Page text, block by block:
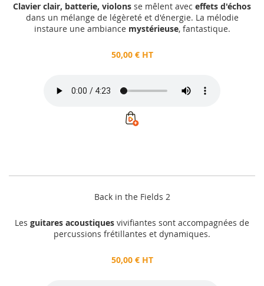
Clavier clair, batterie, violons se mêlent avec effets d'échos
dans un mélange de légèreté et d'énergie. La mélodie
instaure une ambiance mystérieuse, fantastique.
50,00 € HT
Back in the Fields 2
Les guitares acoustiques vivifiantes sont accompagnées de
percussions frétillantes et dynamiques.
50,00 € HT